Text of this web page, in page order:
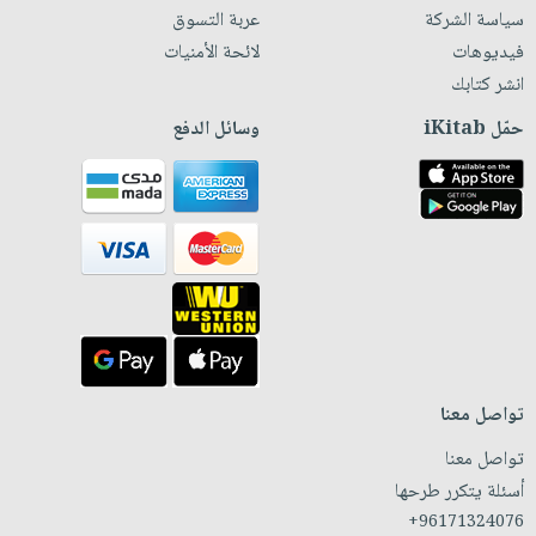
سياسة الشركة
فيديوهات
انشر كتابك
عربة التسوق
لائحة الأمنيات
حمّل iKitab وسائل الدفع
تواصل معنا
تواصل معنا
أسئلة يتكرر طرحها
+96171324076